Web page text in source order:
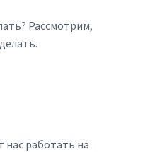
Рассмотрим,
нас работать на